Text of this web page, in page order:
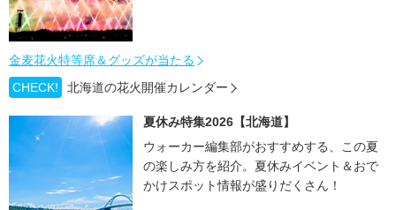
金麦花火特等席＆グッズが当たる
CHECK!
北海道の花火開催カレンダー
夏休み特集2026【北海道】
ウォーカー編集部がおすすめする、この夏
の楽しみ方を紹介。夏休みイベント＆おで
かけスポット情報が盛りだくさん！